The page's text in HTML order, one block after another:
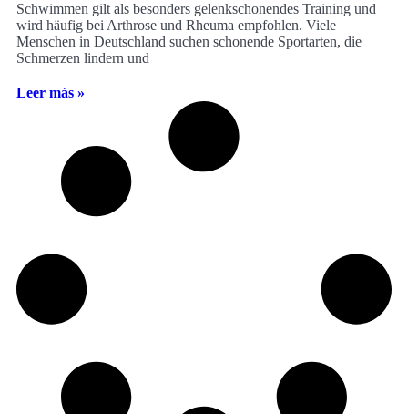
Schwimmen gilt als besonders gelenkschonendes Training und
wird häufig bei Arthrose und Rheuma empfohlen. Viele
Menschen in Deutschland suchen schonende Sportarten, die
Schmerzen lindern und
Leer más »